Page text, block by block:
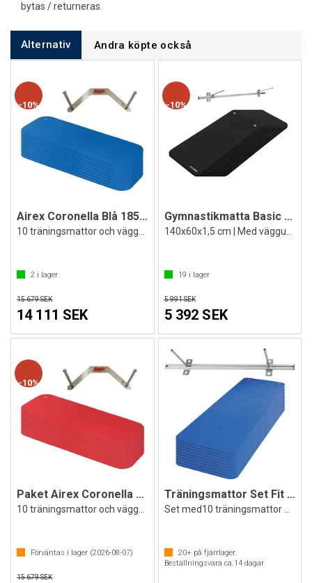
bytas / returneras.
Alternativ Andra köpte också
10%
Airex Coronella Blå 185x60x1,5cm
2 i lager
15 679 SEK
14 111 SEK
10%
Gymnastikmatta Basic 1.5 (10)
19 i lager
5 991 SEK
5 392 SEK
10%
Paket Airex Coronella 185x60x1,5cm
Förväntas i lager (2026-08-07)
15 679 SEK
Träningsmattor Set Fit & Fun | blå
20+på fjärrlager.
Beställningsvara ca.14dagar